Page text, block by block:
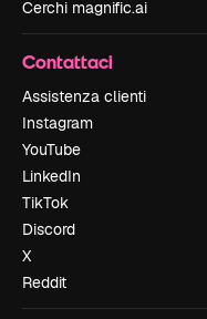
Cerchi magnific.ai
Contattaci
Assistenza clienti
Instagram
YouTube
LinkedIn
TikTok
Discord
X
Reddit